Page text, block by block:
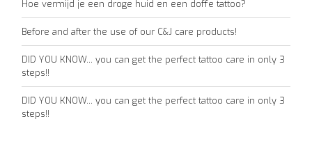
Hoe vermijd je een droge huid en een doffe tattoo?
Before and after the use of our C&J care products!
DID YOU KNOW... you can get the perfect tattoo care in only 3
steps!!
DID YOU KNOW... you can get the perfect tattoo care in only 3
steps!!